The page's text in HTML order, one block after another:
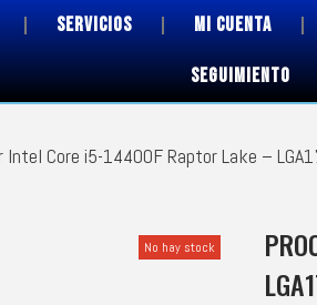
SERVICIOS MI CUENTA
SEGUIMIENTO
Intel Core i5-14400F Raptor Lake –
No hay stock